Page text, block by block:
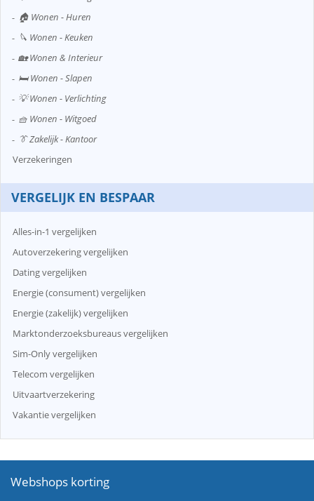
🏠 Wonen - Huren
🔪 Wonen - Keuken
🏡 Wonen & Interieur
🛏️ Wonen - Slapen
💡 Wonen - Verlichting
🧺 Wonen - Witgoed
👔 Zakelijk - Kantoor
Verzekeringen
VERGELIJK EN BESPAAR
Alles-in-1 vergelijken
Autoverzekering vergelijken
Dating vergelijken
Energie (consument) vergelijken
Energie (zakelijk) vergelijken
Marktonderzoeksbureaus vergelijken
Sim-Only vergelijken
Telecom vergelijken
Uitvaartverzekering
Vakantie vergelijken
Webshops korting